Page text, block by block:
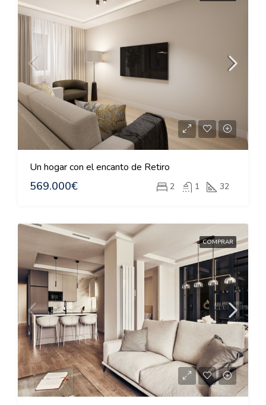
Un hogar con el encanto de Retiro
569.000€ 2 1 32
COMPRAR